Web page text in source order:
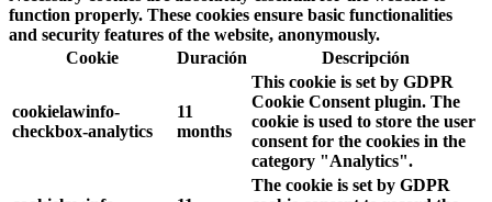
function properly. These cookies ensure basic functionalities
and security features of the website, anonymously.
Cookie
Duración Descripción
cookielawinfo-
checkbox-analytics
11
months
This cookie is set by GDPR
Cookie Consent plugin. The
cookie is used to store the user
consent for the cookies in the
category "Analytics".
The cookie is set by GDPR